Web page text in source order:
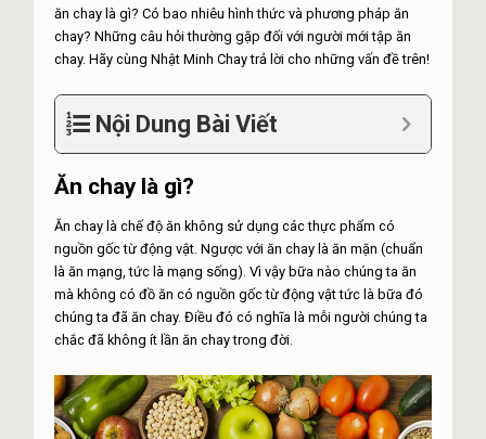
ăn chay là gì? Có bao nhiêu hình thức và phương pháp ăn
chay? Những câu hỏi thường gặp đối với người mới tập ăn
chay. Hãy cùng Nhật Minh Chay trả lời cho những vấn đề trên!
Nội Dung Bài Viết
Ăn chay là gì?
Ăn chay là chế độ ăn không sử dụng các thực phẩm có
nguồn gốc từ động vật. Ngược với ăn chay là ăn mặn (chuẩn
là ăn mạng, tức là mạng sống). Vì vậy bữa nào chúng ta ăn
mà không có đồ ăn có nguồn gốc từ động vật tức là bữa đó
chúng ta đã ăn chay. Điều đó có nghĩa là mỗi người chúng ta
chắc đã không ít lần ăn chay trong đời.